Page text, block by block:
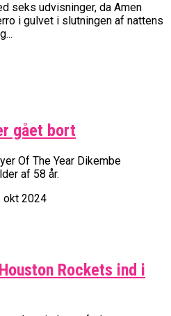
seks udvisninger, da Amen
i gulvet i slutningen af nattens
gået bort
Of The Year Dikembe
af 58 år.
okt 2024
Rockets ind i